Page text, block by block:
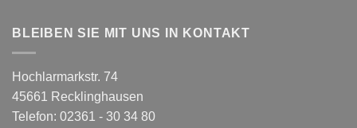
BLEIBEN SIE MIT UNS IN KONTAKT
Hochlarmarkstr. 74
45661 Recklinghausen
Telefon: 02361 - 30 34 80